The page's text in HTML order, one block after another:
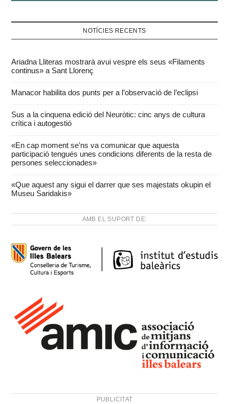
NOTÍCIES RECENTS
Ariadna Lliteras mostrarà avui vespre els seus «Filaments
continus» a Sant Llorenç
Manacor habilita dos punts per a l’observació de l’eclipsi
Sus a la cinquena edició del Neuròtic: cinc anys de cultura
crítica i autogestió
«En cap moment se’ns va comunicar que aquesta
participació tengués unes condicions diferents de la resta de
persones seleccionades»
«Que aquest any sigui el darrer que ses majestats okupin el
Museu Saridakis»
AMB EL SUPORT DE:
PUBLICITAT